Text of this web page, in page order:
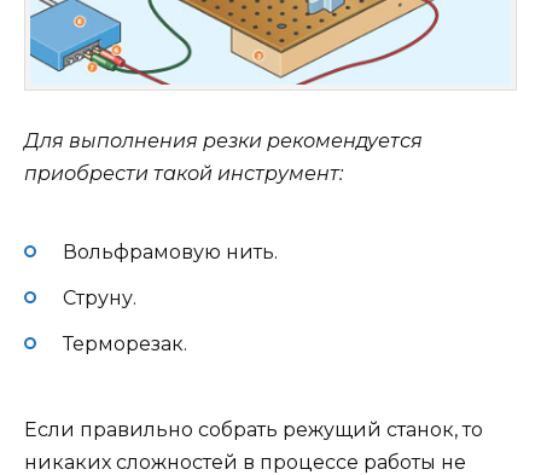
Для выполнения резки рекомендуется
приобрести такой инструмент:
Вольфрамовую нить.
Струну.
Терморезак.
Если правильно собрать режущий станок, то
никаких сложностей в процессе работы не